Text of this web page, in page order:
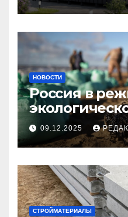
НОВОСТИ
Россия в
09.12.2025
СТРОЙМАТЕРИАЛЫ